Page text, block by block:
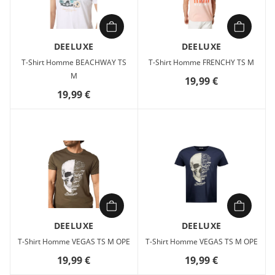
DEELUXE
T-Shirt Homme BEACHWAY TS
M
19,99 €
DEELUXE
T-Shirt Homme FRENCHY TS M
19,99 €
DEELUXE
T-Shirt Homme VEGAS TS M OPE
19,99 €
DEELUXE
T-Shirt Homme VEGAS TS M OPE
19,99 €